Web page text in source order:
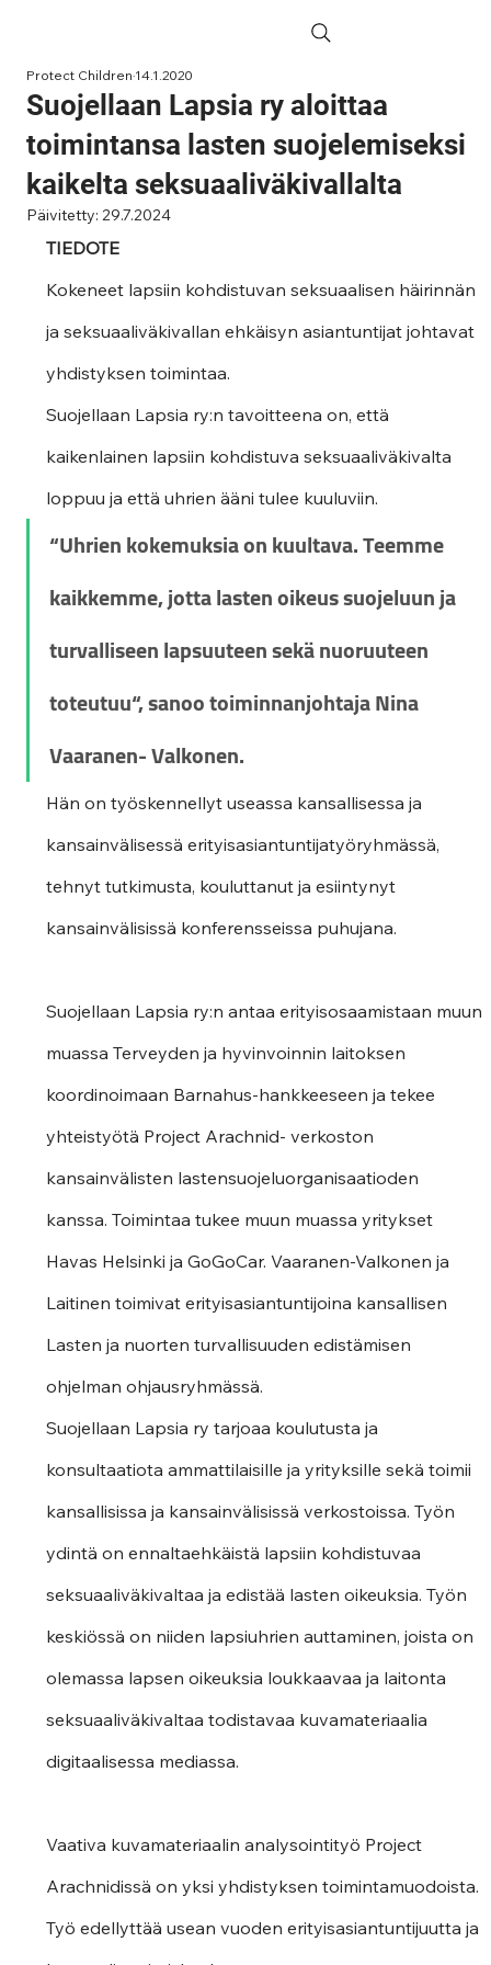
Suojellaan Lapsia ry aloittaa
toimintansa lasten suojelemiseksi
kaikelta seksuaaliväkivallalta
Protect Children14.1.2020
Päivitetty:29.7.2024
TIEDOTE
Kokeneet lapsiin kohdistuvan seksuaalisen häirinnän
ja seksuaaliväkivallan ehkäisyn asiantuntijat johtavat
yhdistyksen toimintaa.
Suojellaan Lapsia ry:n tavoitteena on, että
kaikenlainen lapsiin kohdistuva seksuaaliväkivalta
loppuu ja että uhrien ääni tulee kuuluviin.
“Uhrien kokemuksia on kuultava. Teemme
kaikkemme, jotta lasten oikeus suojeluun ja
turvalliseen lapsuuteen sekä nuoruuteen
toteutuu“, sanoo toiminnanjohtaja Nina
Vaaranen- Valkonen.
Hän on työskennellyt useassa kansallisessa ja
kansainvälisessä erityisasiantuntijatyöryhmässä,
tehnyt tutkimusta, kouluttanut ja esiintynyt
kansainvälisissä konferensseissa puhujana.
Suojellaan Lapsia ry:n antaa erityisosaamistaan muun
muassa Terveyden ja hyvinvoinnin laitoksen
koordinoimaan Barnahus-hankkeeseen ja tekee
yhteistyötä Project Arachnid- verkoston
kansainvälisten lastensuojeluorganisaatioden
kanssa. Toimintaa tukee muun muassa yritykset
Havas Helsinki ja GoGoCar. Vaaranen-Valkonen ja
Laitinen toimivat erityisasiantuntijoina kansallisen
Lasten ja nuorten turvallisuuden edistämisen
ohjelman ohjausryhmässä.
Suojellaan Lapsia ry tarjoaa koulutusta ja
konsultaatiota ammattilaisille ja yrityksille sekä toimii
kansallisissa ja kansainvälisissä verkostoissa. Työn
ydintä on ennaltaehkäistä lapsiin kohdistuvaa
seksuaaliväkivaltaa ja edistää lasten oikeuksia. Työn
keskiössä on niiden lapsiuhrien auttaminen, joista on
olemassa lapsen oikeuksia loukkaavaa ja laitonta
seksuaaliväkivaltaa todistavaa kuvamateriaalia
digitaalisessa mediassa.
Vaativa kuvamateriaalin analysointityö Project
Arachnidissä on yksi yhdistyksen toimintamuodoista.
Työ edellyttää usean vuoden erityisasiantuntijuutta ja